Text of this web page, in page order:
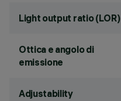
Light output ratio (LOR)
Ottica e angolo di
emissione
Adjustability